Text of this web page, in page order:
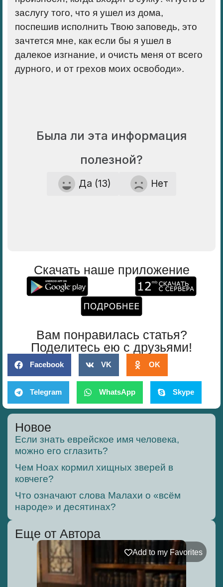
заслугу того, что я ушел из дома,
поспешив исполнить Твою заповедь, это
зачтется мне, как если бы я ушел в
далекое изгнание, и очисть меня от всего
дурного, и от грехов моих освободи».
Была ли эта информация
полезной?
Да (13) Нет
Скачать наше приложение
Вам понравилась статья?
Поделитесь ею с друзьями!
Facebook VK OK
Telegram WhatsApp Skype
Новое
Если знать еврейское имя человека,
можно его сглазить?
Чем Ноах кормил хищных зверей в
ковчеге?
Что означают слова Малахи о «всём
народе» и десятинах?
Еще от Автора
Add to my Favorites